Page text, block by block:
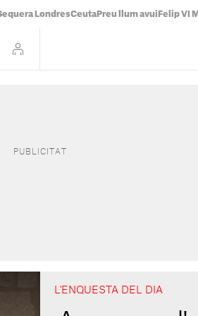
LondresCeuta Preu llum avui Felip VI
L'ENQUESTA DEL DIA